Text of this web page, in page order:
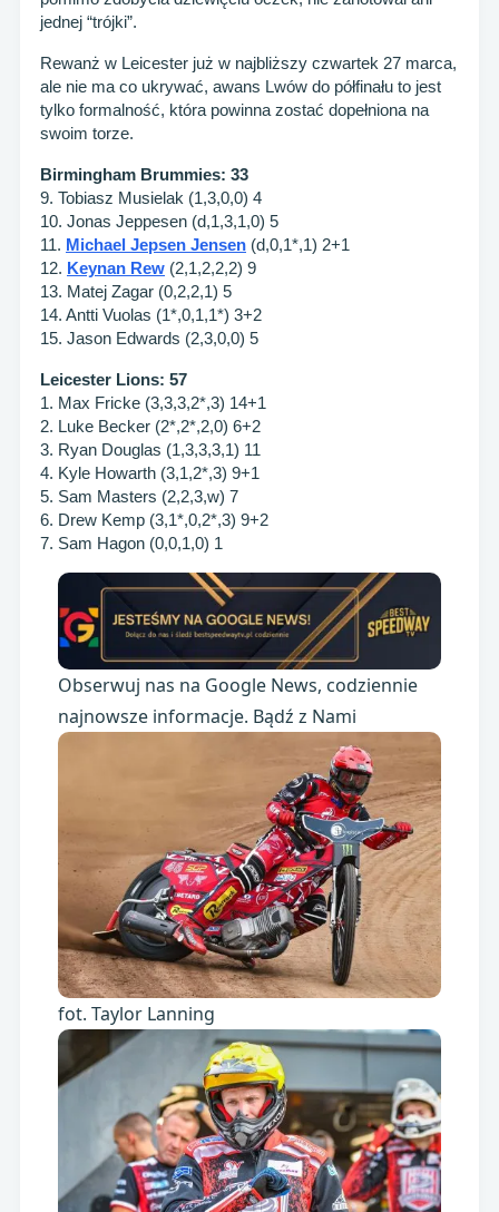
jednej “trójki”.
Rewanż w Leicester już w najbliższy czwartek 27 marca,
ale nie ma co ukrywać, awans Lwów do półfinału to jest
tylko formalność, która powinna zostać dopełniona na
swoim torze.
Birmingham Brummies: 33
9. Tobiasz Musielak (1,3,0,0) 4
10. Jonas Jeppesen (d,1,3,1,0) 5
11. Michael Jepsen Jensen (d,0,1*,1) 2+1
12. Keynan Rew (2,1,2,2,2) 9
13. Matej Zagar (0,2,2,1) 5
14. Antti Vuolas (1*,0,1,1*) 3+2
15. Jason Edwards (2,3,0,0) 5
Leicester Lions: 57
1. Max Fricke (3,3,3,2*,3) 14+1
2. Luke Becker (2*,2*,2,0) 6+2
3. Ryan Douglas (1,3,3,3,1) 11
4. Kyle Howarth (3,1,2*,3) 9+1
5. Sam Masters (2,2,3,w) 7
6. Drew Kemp (3,1*,0,2*,3) 9+2
7. Sam Hagon (0,0,1,0) 1
Obserwuj nas na Google News, codziennie
najnowsze informacje. Bądź z Nami
fot. Taylor Lanning